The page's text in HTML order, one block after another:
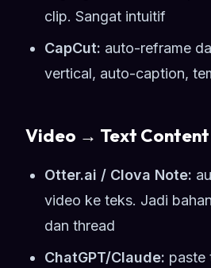
clip. Sangat intuitif
CapCut: auto-reframe
vertical, auto-caption,
Video → Text Content
Otter.ai / Clova Note:
video ke teks. Jadi
dan thread
ChatGPT/Claude: paste